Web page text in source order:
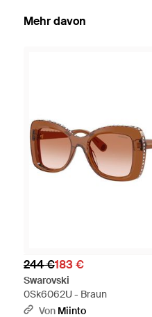
Mehr davon
244 €183 €
Swarovski
0Sk6062U - Braun
Von Miinto